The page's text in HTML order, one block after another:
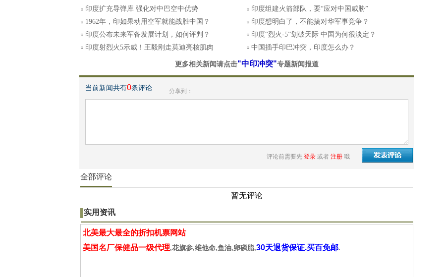
印度扩充导弹库 强化对中巴空中优势
印度组建火箭部队，要“应对中国威胁”
1962年，印如果动用空军就能战胜中国？
印度想明白了，不能搞对华军事竞争？
印度公布未来军备发展计划，如何评判？
印度“烈火-5”划破天际 中国为何很淡定？
印度射烈火5示威！王毅刚走莫迪亮核肌肉
中国插手印巴冲突，印度怎么办？
更多相关新闻请点击"中印冲突"专题新闻报道
当前新闻共有0条评论 分享到：
评论前需要先 登录 或者 注册 哦
全部评论
暂无评论
实用资讯
北美最大最全的折扣机票网站
美国名厂保健品一级代理,花旗参,维他命,鱼油,卵磷脂,30天退货保证.买百免邮.